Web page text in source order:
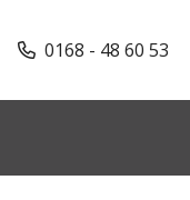
0168 - 48 60 53